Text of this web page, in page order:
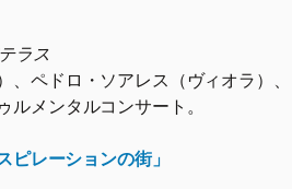
ラス
ペドロ・ソアレス（ヴィオラ）、
メンタルコンサート。
ピレーションの街」